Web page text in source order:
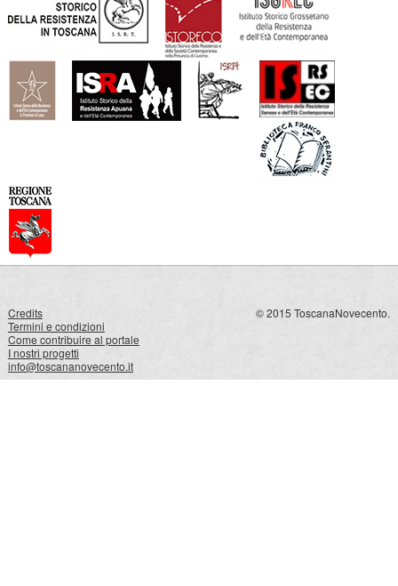
Credits
Termini e condizioni
Come contribuire al portale
I nostri progetti
info@toscananovecento.it
© 2015 ToscanaNovecento.